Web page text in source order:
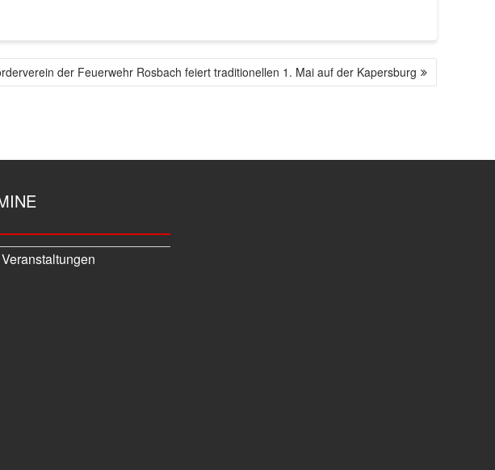
der Feuerwehr Rosbach feiert traditionellen 1. Mai auf der Kapersburg